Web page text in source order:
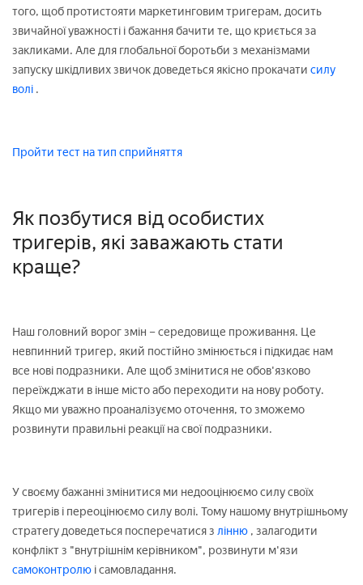
того, щоб протистояти маркетинговим тригерам, досить
звичайної уважності і бажання бачити те, що криється за
закликами. Але для глобальної боротьби з механізмами
запуску шкідливих звичок доведеться якісно прокачати силу
волі .
Пройти тест на тип сприйняття
Як позбутися від особистих
тригерів, які заважають стати
краще?
Наш головний ворог змін – середовище проживання. Це
невпинний тригер, який постійно змінюється і підкидає нам
все нові подразники. Але щоб змінитися не обов'язково
переїжджати в інше місто або переходити на нову роботу.
Якщо ми уважно проаналізуємо оточення, то зможемо
розвинути правильні реакції на свої подразники.
У своєму бажанні змінитися ми недооцінюємо силу своїх
тригерів і переоцінюємо силу волі. Тому нашому внутрішньому
стратегу доведеться посперечатися з лінню , залагодити
конфлікт з "внутрішнім керівником", розвинути м'язи
самоконтролю і самовладання.